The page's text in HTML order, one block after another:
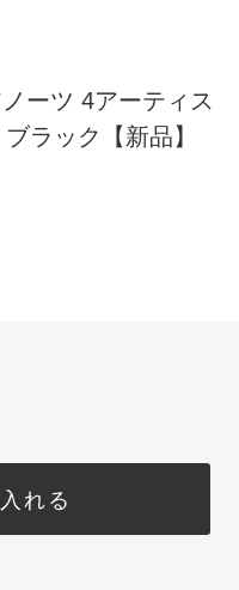
ーツ 4アーティス
ラック【新品】
れる